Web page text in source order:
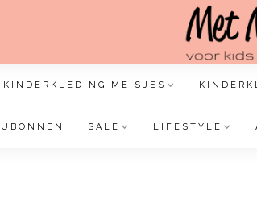
KINDERKLEDING MEISJES
SALE LIFESTYLE